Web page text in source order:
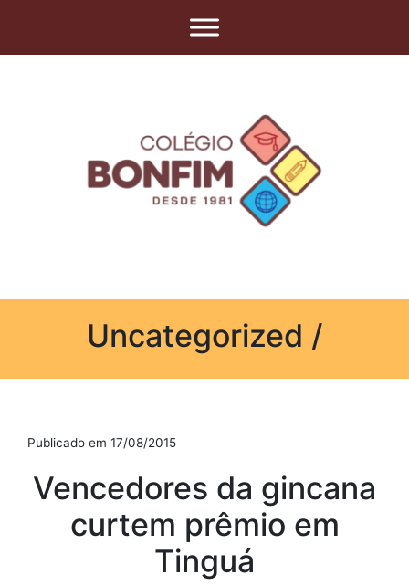
Uncategorized /
Publicado em 17/08/2015
Vencedores da gincana
curtem prêmio em
Tinguá